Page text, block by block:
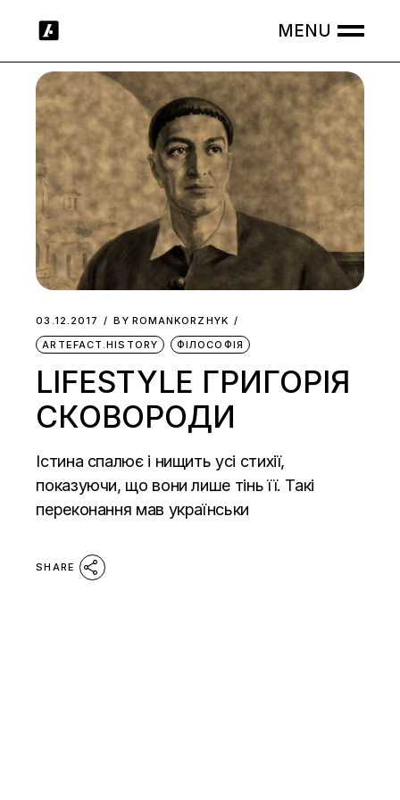
03.12.2017 BY ROMANKORZHYK
ARTEFACT.HISTORY
ФІЛОСОФІЯ
LIFESTYLE ГРИГОРІЯ
СКОВОРОДИ
Істина спалює і нищить усі стихії,
показуючи, що вони лише тінь її. Такі
переконання мав українськи
SHARE